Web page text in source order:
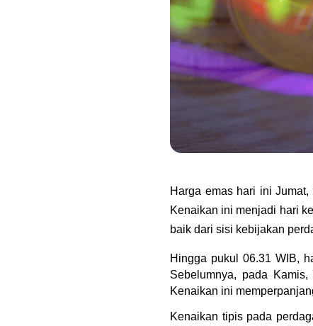
Harga emas hari ini
Kenaikan ini menjadi hari
baik dari sisi kebijakan
Hingga pukul 06.31 WIB,
Sebelumnya, pada
Kenaikan ini
Kenaikan tipis pada